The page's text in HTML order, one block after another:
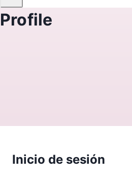
Profile
Inicio de sesión